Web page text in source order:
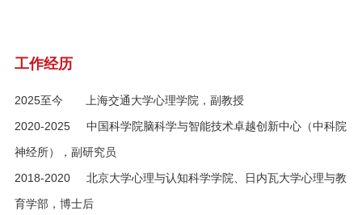
工作经历
2025至今 上海交通大学心理学院，副教授
2020-2025 中国科学院脑科学与智能技术卓越创新中心（中科院
神经所），副研究员
2018-2020 北京大学心理与认知科学学院、日内瓦大学心理与教
育学部，博士后